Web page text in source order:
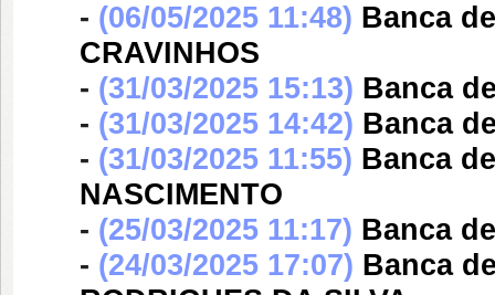
- (06/05/2025 11:48) Banca
CRAVINHOS
- (31/03/2025 15:13) Banca
- (31/03/2025 14:42) Banca
- (31/03/2025 11:55) Banca
NASCIMENTO
- (25/03/2025 11:17) Banca
- (24/03/2025 17:07) Banca